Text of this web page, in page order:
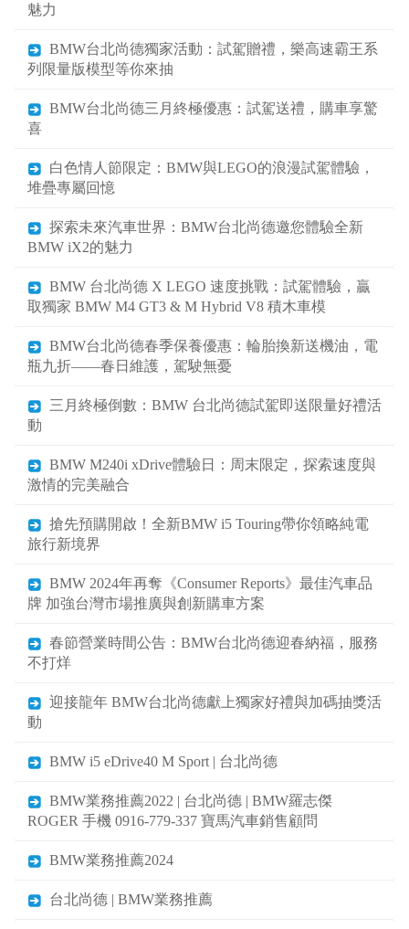
魅力
BMW台北尚德獨家活動：試駕贈禮，樂高速霸王系
列限量版模型等你來抽
BMW台北尚德三月終極優惠：試駕送禮，購車享驚
喜
白色情人節限定：BMW與LEGO的浪漫試駕體驗，
堆疊專屬回憶
探索未來汽車世界：BMW台北尚德邀您體驗全新
BMW iX2的魅力
BMW 台北尚德 X LEGO 速度挑戰：試駕體驗，贏
取獨家 BMW M4 GT3 & M Hybrid V8 積木車模
BMW台北尚德春季保養優惠：輪胎換新送機油，電
瓶九折——春日維護，駕駛無憂
三月終極倒數：BMW 台北尚德試駕即送限量好禮活
動
BMW M240i xDrive體驗日：周末限定，探索速度與
激情的完美融合
搶先預購開啟！全新BMW i5 Touring帶你領略純電
旅行新境界
BMW 2024年再奪《Consumer Reports》最佳汽車品
牌 加強台灣市場推廣與創新購車方案
春節營業時間公告：BMW台北尚德迎春納福，服務
不打烊
迎接龍年 BMW台北尚德獻上獨家好禮與加碼抽獎活
動
BMW i5 eDrive40 M Sport | 台北尚德
BMW業務推薦2022 | 台北尚德 | BMW羅志傑
ROGER 手機 0916-779-337 寶馬汽車銷售顧問
BMW業務推薦2024
台北尚德 | BMW業務推薦